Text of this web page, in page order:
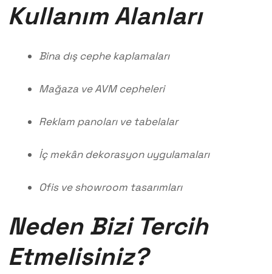
Kullanım Alanları
Bina dış cephe kaplamaları
Mağaza ve AVM cepheleri
Reklam panoları ve tabelalar
İç mekân dekorasyon uygulamaları
Ofis ve showroom tasarımları
Neden Bizi Tercih
Etmelisiniz?